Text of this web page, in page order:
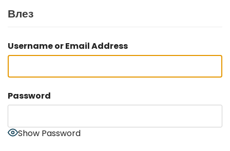
Влез
Username or Email Address
Password
Show Password